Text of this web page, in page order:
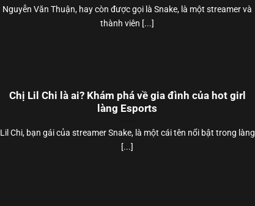
Nguyễn Văn Thuận, hay còn được gọi là Snake, là một streamer và
thành viên [...]
Chị Lil Chi là ai? Khám phá về gia đình của hot girl
làng Esports
Lil Chi, bạn gái của streamer Snake, là một cái tên nổi bật trong làng
[...]